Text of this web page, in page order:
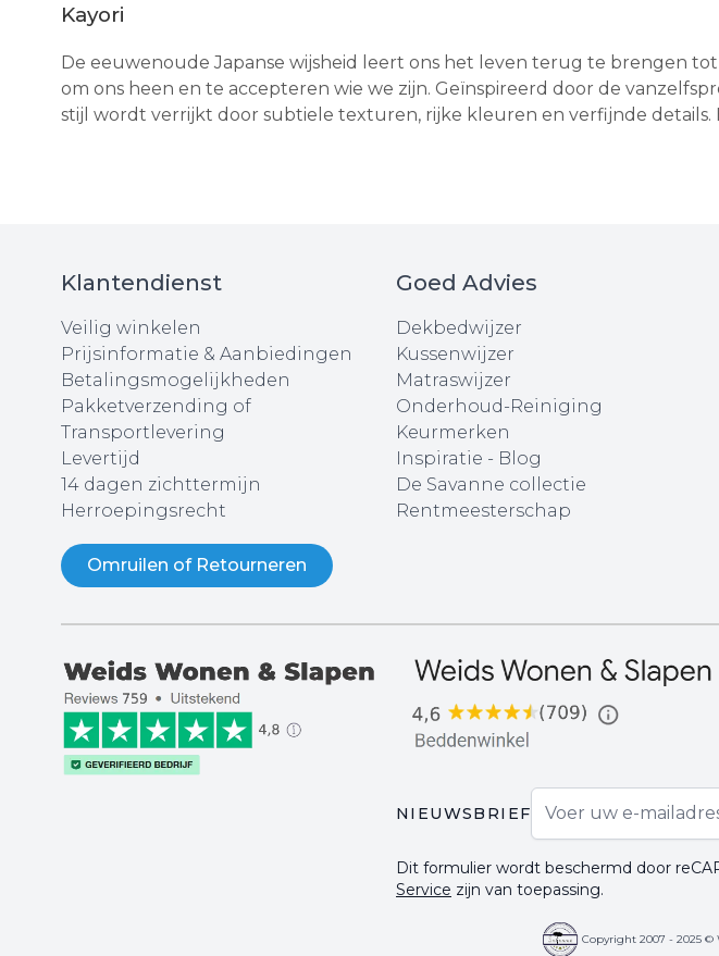
Kayori
De eeuwenoude Japanse wijsheid leert ons het leven terug te brengen
om ons heen en te accepteren wie we zijn. Geïnspireerd door de
stijl wordt verrijkt door subtiele texturen, rijke kleuren en verfijnde
Klantendienst
Veilig winkelen
Prijsinformatie & Aanbiedingen
Betalingsmogelijkheden
Pakketverzending of
Transportlevering
Levertijd
14 dagen zichttermijn
Herroepingsrecht
Omruilen of Retourneren
Goed Advies
Dekbedwijzer
Kussenwijzer
Matraswijzer
Onderhoud-Reiniging
Keurmerken
Inspiratie - Blog
De Savanne collectie
Rentmeesterschap
NIEUWSBRIEF
E-mail adres
Dit formulier wordt beschermd door
Service zijn van toepassing.
Copyright 2007 - 2025 ©